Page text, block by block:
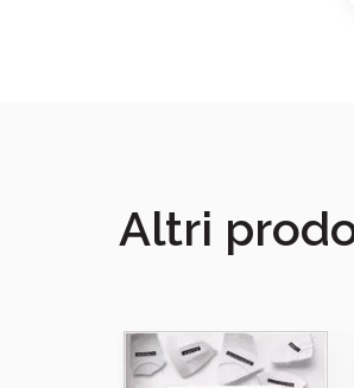
Altri